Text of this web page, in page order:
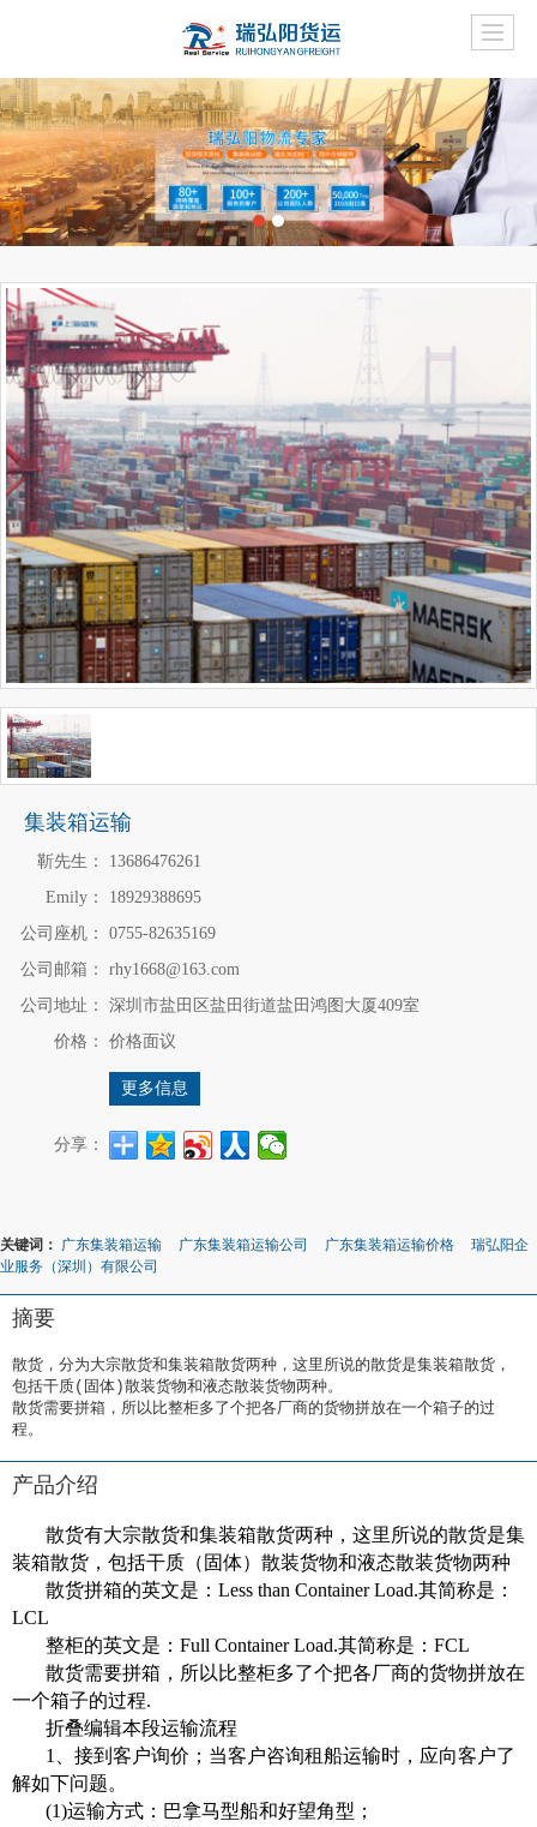
集装箱运输
靳先生：
13686476261
Emily：
18929388695
公司座机：
0755-82635169
公司邮箱：
rhy1668@163.com
公司地址：
深圳市盐田区盐田街道盐田鸿图大厦409室
价格：
价格面议
更多信息
分享：
关键词： 广东集装箱运输 广东集装箱运输公司 广东集装箱运输价格
瑞弘阳企
业服务（深圳）有限公司
摘要
散货，分为大宗散货和集装箱散货两种，这里所说的散货是集装箱散货，
包括干质(固体)散装货物和液态散装货物两种。
散货需要拼箱，所以比整柜多了个把各厂商的货物拼放在一个箱子的过
程。
产品介绍
散货有大宗散货和集装箱散货两种，这里所说的散货是集
装箱散货，包括干质（固体）散装货物和液态散装货物两种
散货拼箱的英文是：Less than Container Load.其简称是：
LCL
整柜的英文是：Full Container Load.其简称是：FCL
散货需要拼箱，所以比整柜多了个把各厂商的货物拼放在
一个箱子的过程.
折叠编辑本段运输流程
1、接到客户询价；当客户咨询租船运输时，应向客户了
解如下问题。
(1)运输方式：巴拿马型船和好望角型；